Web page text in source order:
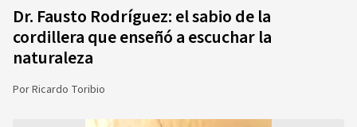
Dr. Fausto Rodríguez: el sabio de la
cordillera que enseñó a escuchar la
naturaleza
PorRicardo Toribio